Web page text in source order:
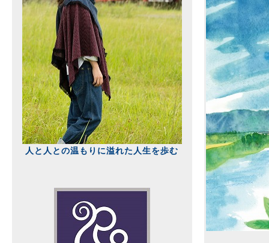
人と人との温もりに溢れた人生を歩む